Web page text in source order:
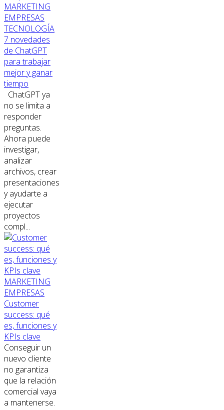
MARKETING
EMPRESAS
TECNOLOGÍA
7 novedades
de ChatGPT
para trabajar
mejor y ganar
tiempo
ChatGPT ya
no se limita a
responder
preguntas.
Ahora puede
investigar,
analizar
archivos, crear
presentaciones
y ayudarte a
ejecutar
proyectos
compl...
MARKETING
EMPRESAS
Customer
success: qué
es, funciones y
KPIs clave
Conseguir un
nuevo cliente
no garantiza
que la relación
comercial vaya
a mantenerse.